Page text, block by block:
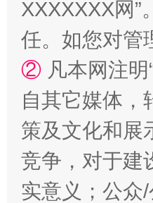
XXXXXXX网
任。如您对管
② 凡本网注
自其它媒体，
策及文化和展
竞争，对于建
实意义；公众